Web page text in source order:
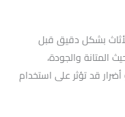
بشكل دقيق قبل
المتانة والجودة،
قد تؤثر على استخدام